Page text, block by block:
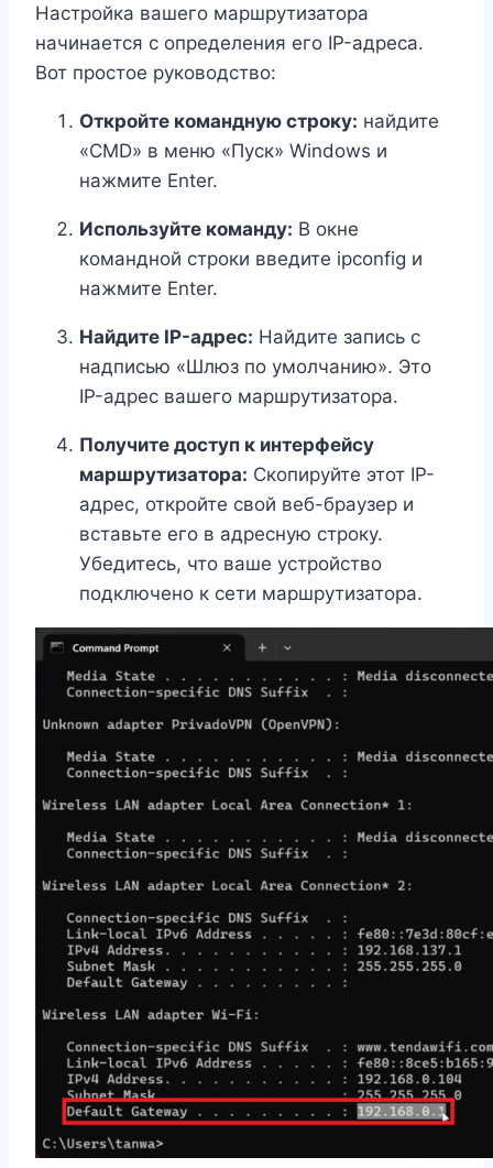
Настройка вашего маршрутизатора
начинается с определения его IP-адреса.
Вот простое руководство:
Откройте командную строку: найдите
«CMD» в меню «Пуск» Windows и
нажмите Enter.
Используйте команду: В окне
командной строки введите ipconfig и
нажмите Enter.
Найдите IP-адрес: Найдите запись с
надписью «Шлюз по умолчанию». Это
IP-адрес вашего маршрутизатора.
Получите доступ к интерфейсу
маршрутизатора: Скопируйте этот IP-
адрес, откройте свой веб-браузер и
вставьте его в адресную строку.
Убедитесь, что ваше устройство
подключено к сети маршрутизатора.